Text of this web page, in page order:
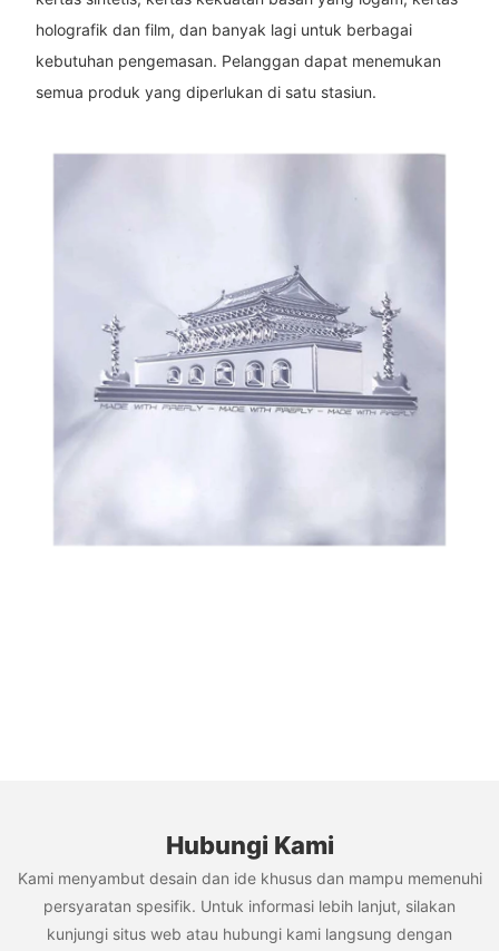
holografik dan film, dan banyak lagi untuk berbagai
kebutuhan pengemasan. Pelanggan dapat menemukan
semua produk yang diperlukan di satu stasiun.
Hubungi Kami
Kami menyambut desain dan ide khusus dan mampu memenuhi
persyaratan spesifik. Untuk informasi lebih lanjut, silakan
kunjungi situs web atau hubungi kami langsung dengan